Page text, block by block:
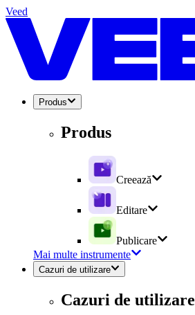
Veed
Produs
Produs
Creează
Editare
Publicare
Mai multe instrumente
Cazuri de utilizare
Cazuri de utilizare